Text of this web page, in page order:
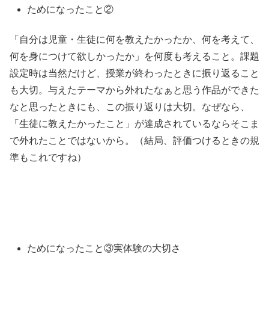
ためになったこと②
「自分は児童・生徒に何を教えたかったか、何を考えて、
何を身につけて欲しかったか」を何度も考えること。課題
設定時は当然だけど、授業が終わったときに振り返ること
も大切。与えたテーマから外れたなぁと思う作品ができた
なと思ったときにも、この振り返りは大切。なぜなら、
「生徒に教えたかったこと」が達成されているならそこま
で外れたことではないから。（結局、評価つけるときの規
準もこれですね）
ためになったこと③実体験の大切さ